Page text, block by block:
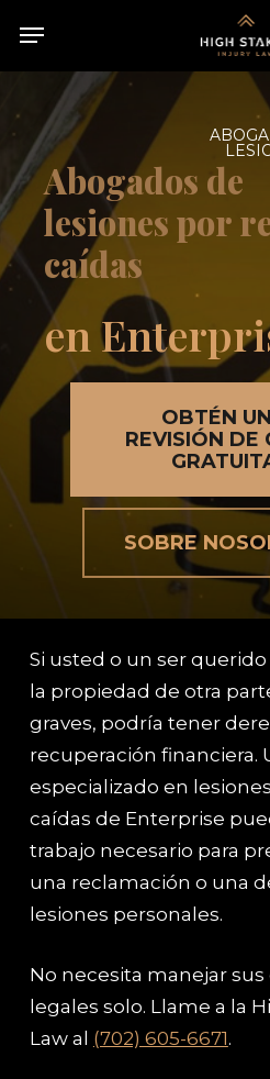
main
content
Menu
Abogados de
lesiones por
caídas
en
OBTÉN
REVISIÓN DE
SOBRE
Si usted o un ser querido
la propiedad de otra
graves, podría tener
recuperación financiera.
especializado en
caídas de Enterprise
trabajo necesario para
una reclamación o una
lesiones personales.
No necesita manejar
legales solo. Llame a la
Law al (702) 605-6671.